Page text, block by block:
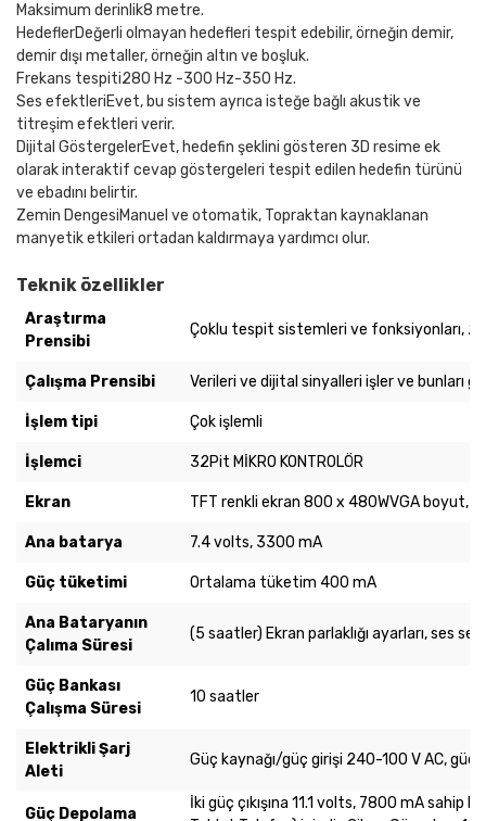
Maksimum derinlik8 metre.
HedeflerDeğerli olmayan hedefleri tespit edebilir, örneğin demir,
demir dışı metaller, örneğin altın ve boşluk.
Frekans tespiti280 Hz -300 Hz-350 Hz.
Ses efektleriEvet, bu sistem ayrıca isteğe bağlı akustik ve
titreşim efektleri verir.
Dijital GöstergelerEvet, hedefin şeklini gösteren 3D resime ek
olarak interaktif cevap göstergeleri tespit edilen hedefin türünü
ve ebadını belirtir.
Zemin DengesiManuel ve otomatik, Topraktan kaynaklanan
manyetik etkileri ortadan kaldırmaya yardımcı olur.
Teknik özellikler
Araştırma
Prensibi
Çoklu tespit sistemleri ve fonksiyonları, 2
Çalışma Prensibi Verileri ve dijital sinyalleri işler ve bunları
İşlem tipi Çok işlemli
İşlemci 32Pit MİKRO KONTROLÖR
Ekran TFT renkli ekran 800 x 480WVGA boyut,
Ana batarya 7.4 volts, 3300 mA
Güç tüketimi Ortalama tüketim 400 mA
Ana Bataryanın
Çalıma Süresi
(5 saatler) Ekran parlaklığı ayarları, ses
Güç Bankası
Çalışma Süresi
10 saatler
Elektrikli Şarj
Aleti
Güç kaynağı/güç girişi 240-100 V AC, güç
Güç Depolama
İki güç çıkışına 11.1 volts, 7800 mA sahip